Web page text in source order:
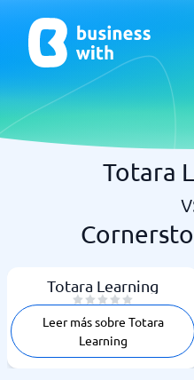
Totara
Totara Learning
Leer más sobre Totara
Learning